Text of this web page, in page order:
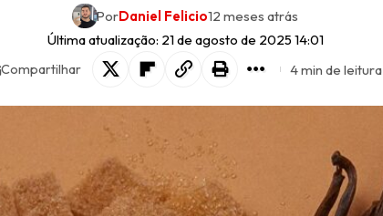
Última atualização: 21 de agosto de 2025 14:01
PorDaniel Felicio12 meses atrás
Compartilhar 4 min de leitura